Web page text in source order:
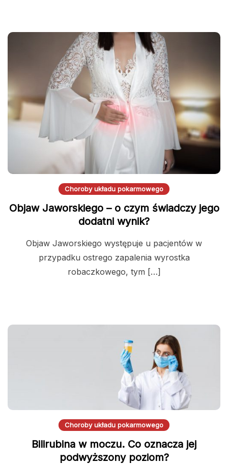
Choroby układu pokarmowego
Objaw Jaworskiego – o czym świadczy jego
dodatni wynik?
Objaw Jaworskiego występuje u pacjentów w
przypadku ostrego zapalenia wyrostka
robaczkowego, tym […]
Choroby układu pokarmowego
Bilirubina w moczu. Co oznacza jej
podwyższony poziom?